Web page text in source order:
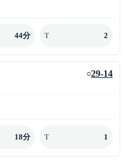
44分 T 2
○29-14
18分 T 1